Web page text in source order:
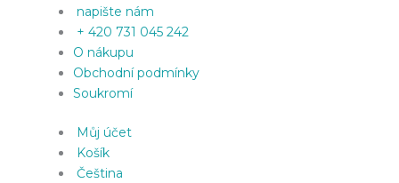
napište nám
+ 420 731 045 242
O nákupu
Obchodní podmínky
Soukromí
Můj účet
Košík
Čeština